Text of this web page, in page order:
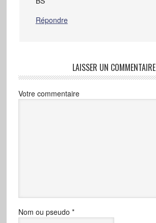
Répondre
LAISSER UN COMMENTAIRE
Votre commentaire
Nom ou pseudo *